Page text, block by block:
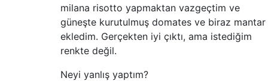
milana risotto yapmaktan vazgeçtim ve
güneşte kurutulmuş domates ve biraz mantar
ekledim. Gerçekten iyi çıktı, ama istediğim
renkte değil.
Neyi yanlış yaptım?